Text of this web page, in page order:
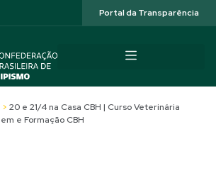
Portal da Transparência
> 20 e 21/4 na Casa CBH | Curso Veterinária
e Formação CBH